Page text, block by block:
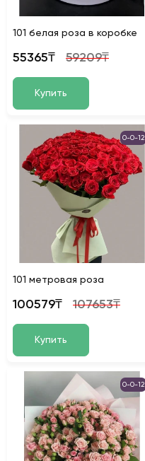
101 белая роза в коробке
55365₸ 59209₸
Купить
0-0-12
101 метровая роза
100579₸ 107653₸
Купить
0-0-12